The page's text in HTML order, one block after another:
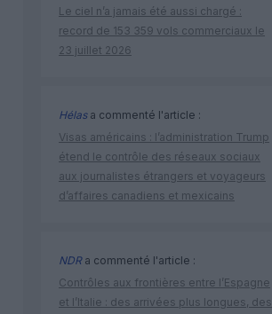
Le ciel n’a jamais été aussi chargé :
record de 153 359 vols commerciaux le
23 juillet 2026
Hélasa commenté l'article :
Visas américains : l’administration Trump
étend le contrôle des réseaux sociaux
aux journalistes étrangers et voyageurs
d’affaires canadiens et mexicains
NDRa commenté l'article :
Contrôles aux frontières entre l’Espagne
et l’Italie : des arrivées plus longues, des